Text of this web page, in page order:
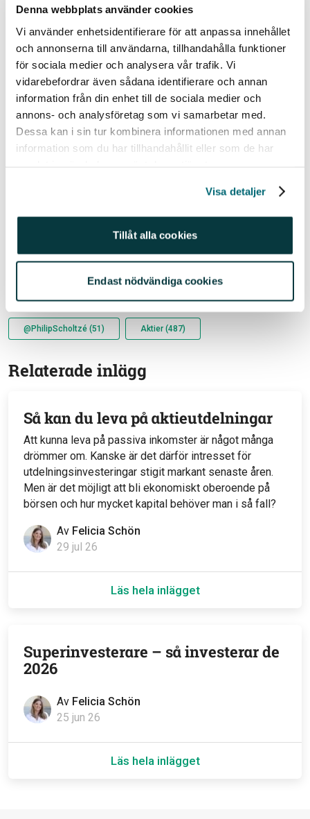
Denna webbplats använder cookies
Vi använder enhetsidentifierare för att anpassa innehållet
och annonserna till användarna, tillhandahålla funktioner
för sociala medier och analysera vår trafik. Vi
vidarebefordrar även sådana identifierare och annan
information från din enhet till de sociala medier och
annons- och analysföretag som vi samarbetar med.
Dessa kan i sin tur kombinera informationen med annan
information som du har tillhandahållit eller som de har
Visa detaljer
Tillåt alla cookies
Endast nödvändiga cookies
bolagens utveckling.
Ta det lugnt där ute i orderdjupen!
/Philip
Historisk avkastning är ingen garanti för framtida
avkastning. En investering i värdepapper/fonder kan
både öka och minska i värde och det är inte säkert att
du får tillbaka det investerade kapitalet. Avkastningen
valutakursen. Vi reserverar oss för eventuella fel i
sida. Åsikter och slutsatser som framkommer i
bloggen är skribentens egna och skall inte ses som
investeringsråd och/eller åsikter från Avanza.
Relaterade ämnen
@PhilipScholtzé (51) Aktier (487)
Relaterade inlägg
Av Felicia Schön
29 jul 26
Så kan du leva på aktieutdelningar
Att kunna leva på passiva inkomster är något många
drömmer om. Kanske är det därför intresset för
utdelningsinvesteringar stigit markant senaste åren.
Men är det möjligt att bli ekonomiskt oberoende på
börsen och hur mycket kapital behöver man i så fall?
Läs hela inlägget
Av Felicia Schön
25 jun 26
Superinvesterare – så investerar de
2026
Läs hela inlägget